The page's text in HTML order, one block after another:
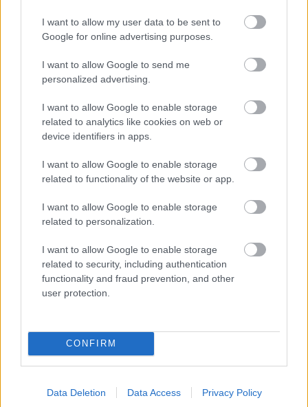
I want to allow my user data to be sent to
Google for online advertising purposes.
I want to allow Google to send me
personalized advertising.
I want to allow Google to enable storage
related to analytics like cookies on web or
device identifiers in apps.
I want to allow Google to enable storage
related to functionality of the website or app.
I want to allow Google to enable storage
related to personalization.
I want to allow Google to enable storage
related to security, including authentication
functionality and fraud prevention, and other
user protection.
CONFIRM
Data Deletion Data Access Privacy Policy
idény második felében már csak az utolsó
győzelmet és két második helyet is elért. Végül
egy ponttal előzte meg Graham Hillt, és nyolccal
Clarkot. Érdekesség, hogy Hill több pontot
szerzett nála (41-et Surtees 40-ével szemben),
ám akkoriban csak a hat legjobb eredményt
vették figyelembe, így Hill végül 39 ponttal zárt.
A második példa James Hunt esete 1976-ból. Bár
ő is hatalmas hátrányban volt Niki Laudával
szemben (61–26), az osztrák pilóta súlyos
nürburgringi balesete miatt kénytelen volt kihagyni
amely később a „Rush” című film révén vált
híressé – biztonsági okokból visszalépett a
pontokat, és világbajnok lett.